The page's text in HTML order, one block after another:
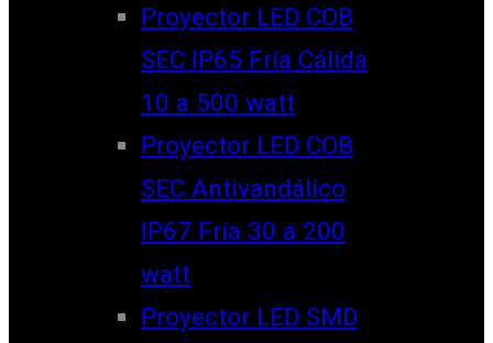
Proyector LED COB
SEC IP65 Fría Cálida
10 a 500 watt
Proyector LED COB
SEC Antivandálico
IP67 Fría 30 a 200
watt
Proyector LED SMD